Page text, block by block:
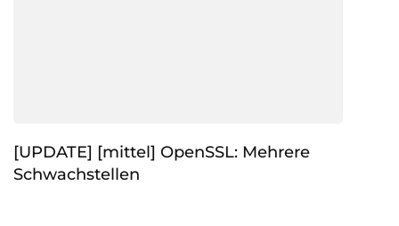
[UPDATE] [mittel] OpenSSL: Mehrere
Schwachstellen